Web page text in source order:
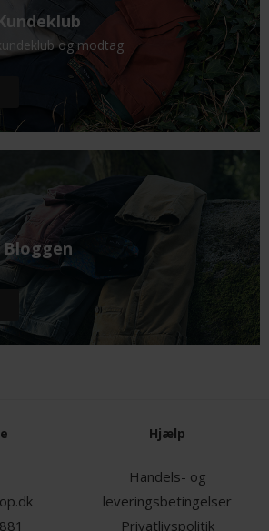
og modtag
Bloggen
Hjælp
Handels- og
leveringsbetingelser
Privatlivspolitik